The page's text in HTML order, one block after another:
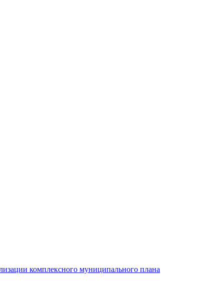
комплексного муниципального плана